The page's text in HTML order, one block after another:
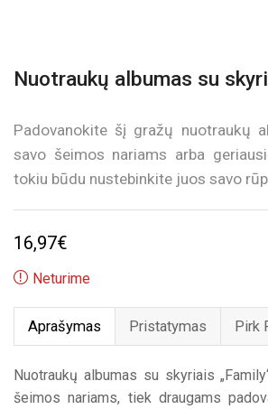
Nuotraukų albumas su
Padovanokite šį gražų nuotraukų
savo šeimos nariams arba
tokiu būdu nustebinkite juos savo
16,97€
Neturime
Aprašymas Pristatymas Pirk
Nuotraukų albumas su skyriais
šeimos nariams, tiek draugams